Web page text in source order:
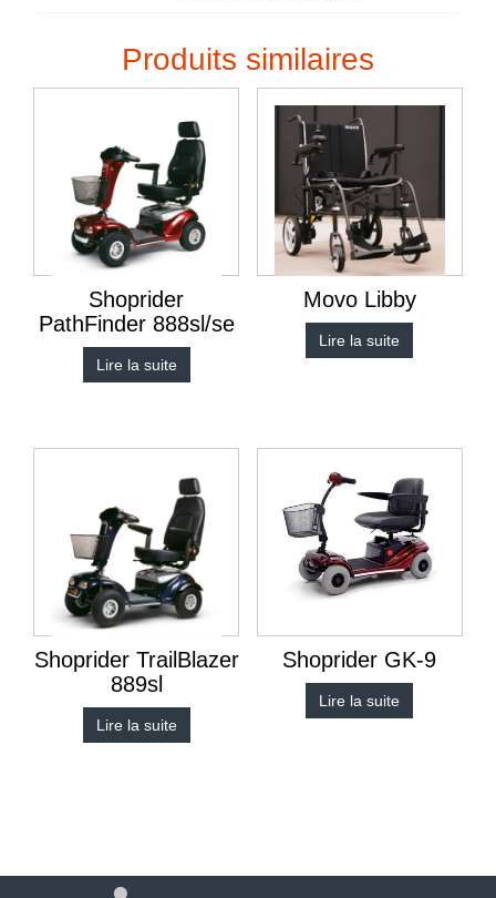
Produits similaires
Shoprider
PathFinder 888sl/se
Lire la suite
Movo Libby
Lire la suite
Shoprider TrailBlazer
889sl
Lire la suite
Shoprider GK-9
Lire la suite